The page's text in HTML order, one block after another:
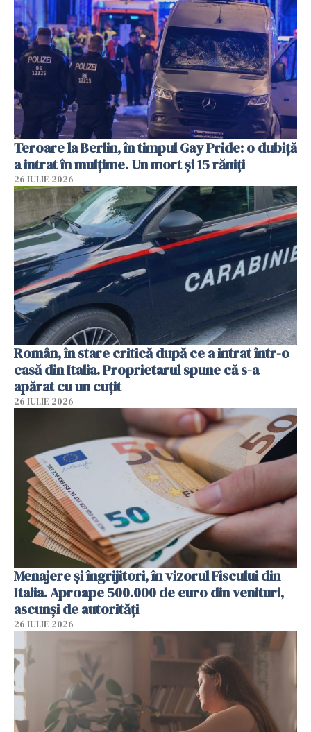
Teroare la Berlin, în timpul Gay Pride: o dubiță
a intrat în mulțime. Un mort și 15 răniți
26 IULIE 2026
Român, în stare critică după ce a intrat într-o
casă din Italia. Proprietarul spune că s-a
apărat cu un cuțit
26 IULIE 2026
Menajere și îngrijitori, în vizorul Fiscului din
Italia. Aproape 500.000 de euro din venituri,
ascunși de autorități
26 IULIE 2026